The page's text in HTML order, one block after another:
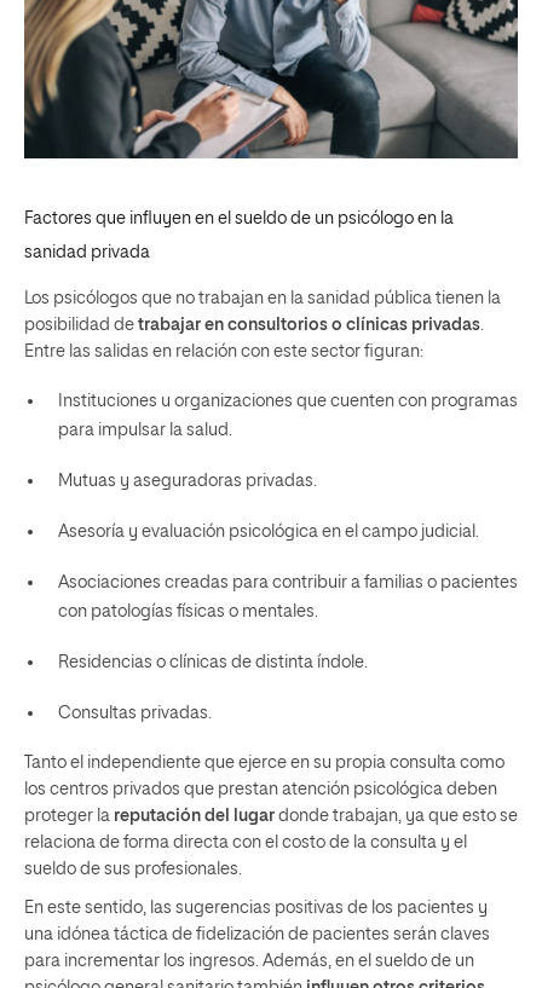
Factores que influyen en el sueldo de un psicólogo en la
sanidad privada
Los psicólogos que no trabajan en la sanidad pública tienen la
posibilidad de trabajar en consultorios o clínicas privadas
Entre las salidas en relación con este sector figuran:
Instituciones u organizaciones que cuenten con programas
para impulsar la salud.
Mutuas y aseguradoras privadas.
Asesoría y evaluación psicológica en el campo judicial.
Asociaciones creadas para contribuir a familias o pacientes
con patologías físicas o mentales.
Residencias o clínicas de distinta índole.
Consultas privadas.
Tanto el independiente que ejerce en su propia consulta como
los centros privados que prestan atención psicológica deben
proteger la reputación del lugar donde trabajan, ya que esto se
relaciona de forma directa con el costo de la consulta y el
sueldo de sus profesionales.
En este sentido, las sugerencias positivas de los pacientes y
una idónea táctica de fidelización de pacientes serán claves
para incrementar los ingresos. Además, en el sueldo de un